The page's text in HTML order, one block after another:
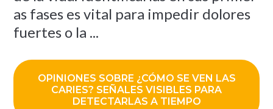
as fases es vital para impedir dolores
fuertes o la ...
OPINIONES SOBRE ¿CÓMO SE VEN LAS
CARIES? SEÑALES VISIBLES PARA
DETECTARLAS A TIEMPO